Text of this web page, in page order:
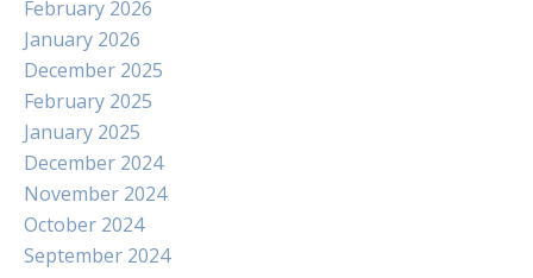
February 2026
January 2026
December 2025
February 2025
January 2025
December 2024
November 2024
October 2024
September 2024